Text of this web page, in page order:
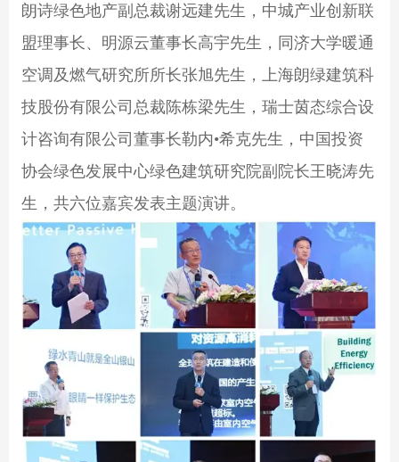
朗诗绿色地产副总裁谢远建先生，中城产业创新联
盟理事长、明源云董事长高宇先生，同济大学暖通
空调及燃气研究所所长张旭先生，上海朗绿建筑科
技股份有限公司总裁陈栋梁先生，瑞士茵态综合设
计咨询有限公司董事长勒内•希克先生，中国投资
协会绿色发展中心绿色建筑研究院副院长王晓涛先
生，共六位嘉宾发表主题演讲。